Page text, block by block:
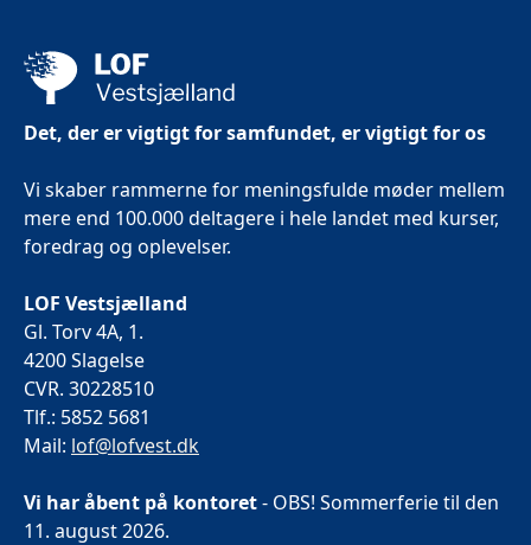
Det, der er vigtigt for samfundet, er vigtigt for os
Vi skaber rammerne for meningsfulde møder mellem
mere end 100.000 deltagere i hele landet med kurser,
foredrag og oplevelser.
LOF Vestsjælland
Gl. Torv 4A, 1.
4200 Slagelse
CVR. 30228510
Tlf.: 5852 5681
Mail: lof@lofvest.dk
Vi har åbent på kontoret- OBS! Sommerferie til den
11. august 2026.